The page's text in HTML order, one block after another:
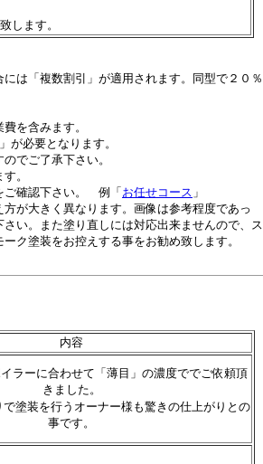
します。
は「複数割引」が適用されます。同型で２０％
を含みます。
が必要となります。
でご了承下さい。
。
ご確認下さい。 例「 お任せコース 」
が大きく異なります。画像は参考程度であっ
い。また塗り直しには対応出来ませんので、ス
ク塗装をお控えする事をお勧め致します。
内容
ラーに合わせて「薄目」の濃度ででご依頼頂
きました。
で塗装を行うオーナー様も驚きの仕上がりとの
事です。